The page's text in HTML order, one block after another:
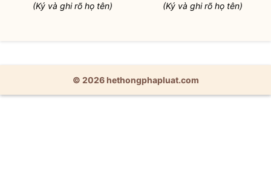
(Kývà ghi rõ họ tên)
(Ký và ghi rõ họ tên)
© 2026 hethongphapluat.com